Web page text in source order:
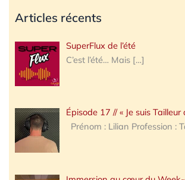
Articles récents
SuperFlux de l’été
C’est l’été… Mais […]
Épisode 17 // « Je suis Tailleur
Prénom : Lilian Profession :